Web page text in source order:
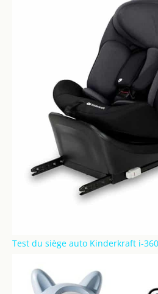
Test du siège auto Kinderkraft i-